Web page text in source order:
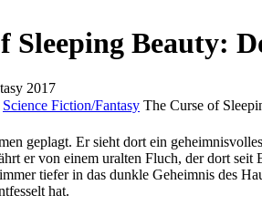
Sleeping Beauty:
2017
Science Fiction/Fantasy The Curse of
geplagt. Er sieht dort ein
er von einem uralten Fluch, der dort
tiefer in das dunkle Geheimnis des
hat.